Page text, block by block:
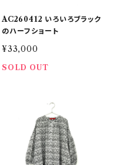
AC260412 いろいろブラック
のハーフショート
¥33,000
SOLD OUT